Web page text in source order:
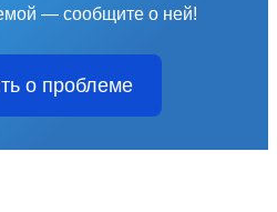
— сообщите о ней!
о проблеме